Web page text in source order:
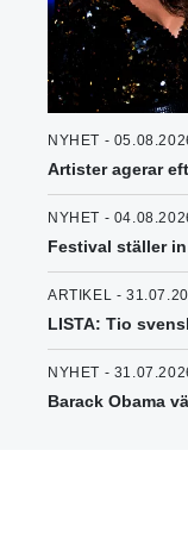
NYHET -
Artister agerar
NYHET -
Festival ställer
ARTIKEL -
LISTA: Tio
NYHET -
Barack Obama